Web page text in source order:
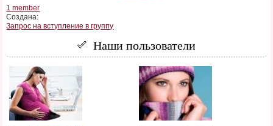
1 member
Создана:
Запрос на вступление в группу
Наши пользователи